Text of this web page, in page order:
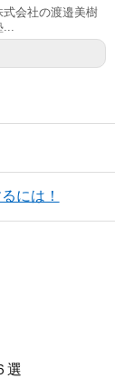
式会社の渡邉美樹
には！
選